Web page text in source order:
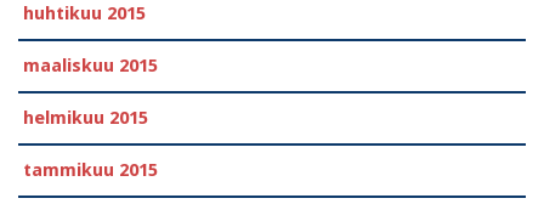
huhtikuu 2015
maaliskuu 2015
helmikuu 2015
tammikuu 2015